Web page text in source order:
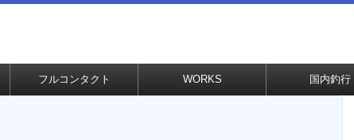
フルコンタクト WORKS 国内釣行